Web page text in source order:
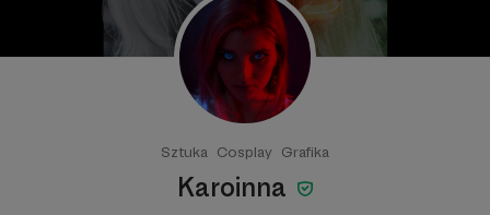
Sztuka Cosplay Grafika
Karoinna